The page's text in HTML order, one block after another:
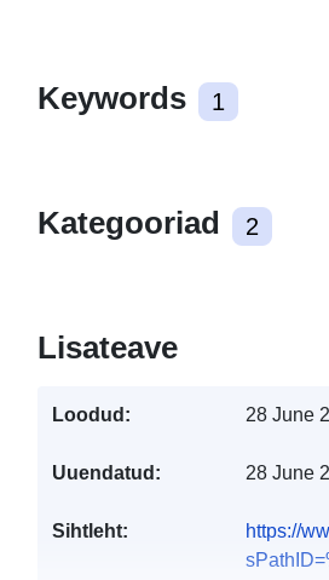
Keywords 1
Kategooriad 2
Lisateave
Loodud: 28 June
Uuendatud: 28 June
Sihtleht:
https://